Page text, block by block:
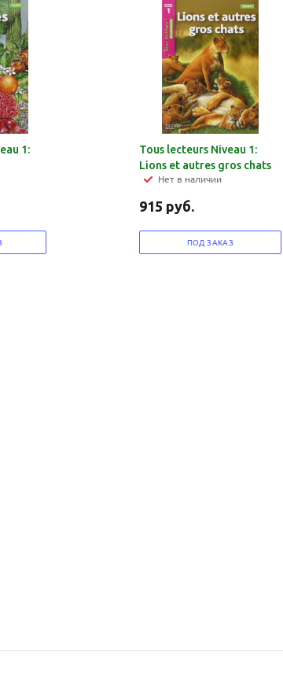
1:
Tous lecteurs Niveau 1:
Lions et autres gros chats
Нет в наличии
915 руб.
ПОД ЗАКАЗ